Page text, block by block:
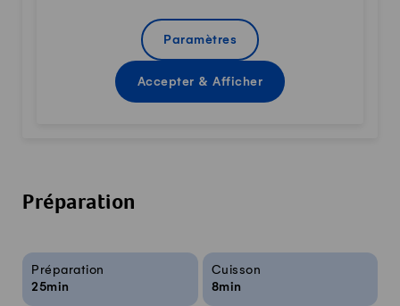
Paramètres
Accepter & Afficher
Préparation
Infos sur la recette
Préparation
25min
Cuisson
8min